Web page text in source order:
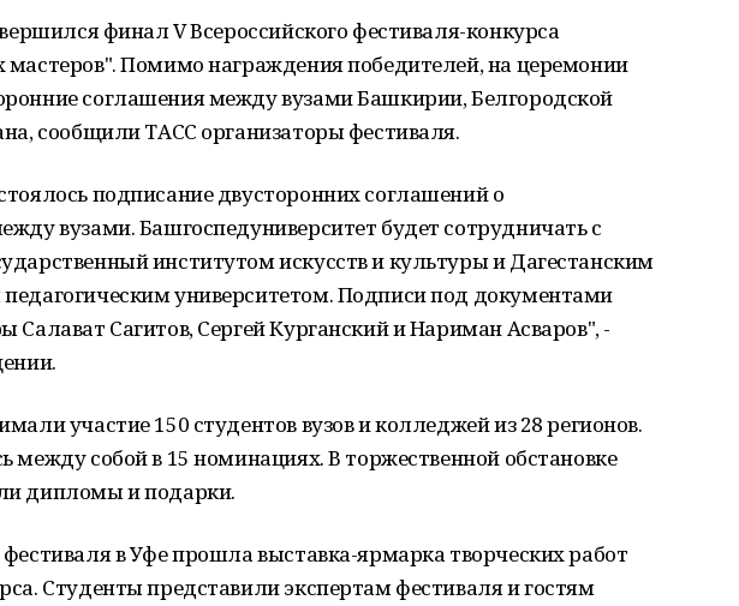
финал V Всероссийского фестиваля-конкурса
мастеров". Помимо награждения победителей, на церемонии
соглашения между вузами Башкирии, Белгородской
сообщили ТАСС организаторы фестиваля.
подписание двусторонних соглашений о
вузами. Башгоспедуниверситет будет сотрудничать с
институтом искусств и культуры и Дагестанским
университетом. Подписи под документами
Салават Сагитов, Сергей Курганский и Нариман Асваров", -
участие 150 студентов вузов и колледжей из 28 регионов.
между собой в 15 номинациях. В торжественной обстановке
дипломы и подарки.
в Уфе прошла выставка-ярмарка творческих работ
Студенты представили экспертам фестиваля и гостям